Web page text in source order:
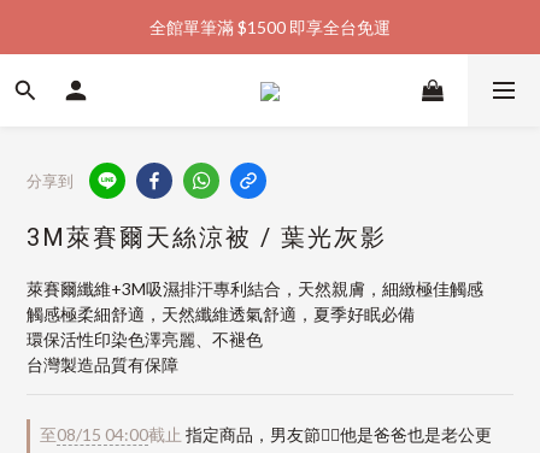
加入會員購物金  馬上領  馬上折
全館單筆滿 $1500 即享全台免運
加入會員購物金  馬上領  馬上折
分享到
3M萊賽爾天絲涼被 / 葉光灰影
萊賽爾纖維+3M吸濕排汗專利結合，天然親膚，細緻極佳觸感
觸感極柔細舒適，天然纖維透氣舒適，夏季好眠必備
環保活性印染色澤亮麗、不褪色
台灣製造品質有保障
至08/15 04:00截止 指定商品，男友節👱‍♂️他是爸爸也是老公更